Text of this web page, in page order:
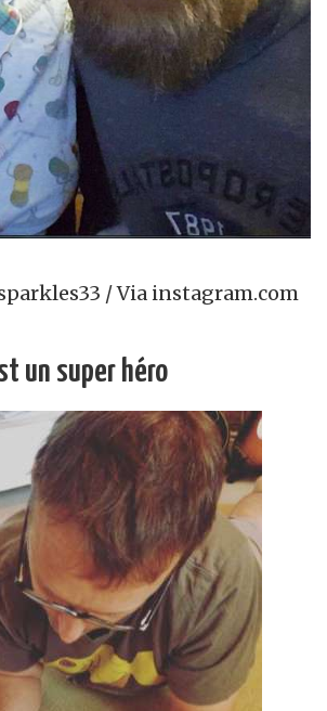
/ Via instagram.com
un super héro